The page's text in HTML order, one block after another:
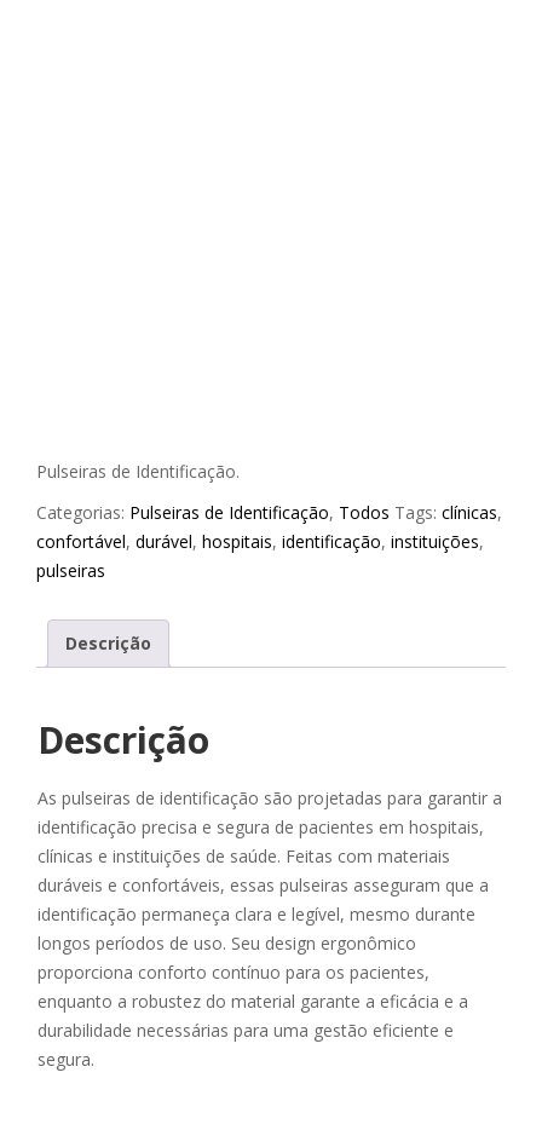
Pulseiras de Identificação.
Categorias: Pulseiras de Identificação, Todos Tags: clínicas,
confortável, durável, hospitais, identificação, instituições,
pulseiras
Descrição
Descrição
As pulseiras de identificação são projetadas para garantir a
identificação precisa e segura de pacientes em hospitais,
clínicas e instituições de saúde. Feitas com materiais
duráveis e confortáveis, essas pulseiras asseguram que a
identificação permaneça clara e legível, mesmo durante
longos períodos de uso. Seu design ergonômico
proporciona conforto contínuo para os pacientes,
enquanto a robustez do material garante a eficácia e a
durabilidade necessárias para uma gestão eficiente e
segura.